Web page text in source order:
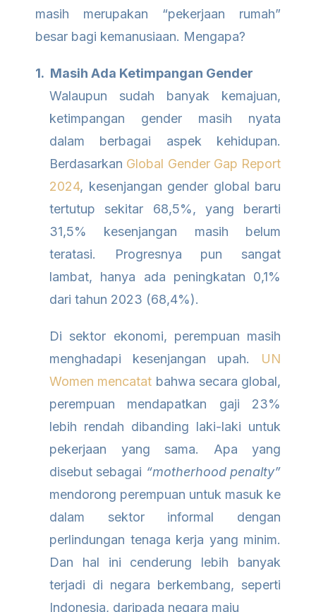
masih merupakan “pekerjaan rumah”
besar bagi kemanusiaan. Mengapa?
1. Masih Ada Ketimpangan Gender
Walaupun sudah banyak kemajuan,
ketimpangan gender masih nyata
dalam berbagai aspek kehidupan.
Berdasarkan Global Gender Gap Report
2024, kesenjangan gender global baru
tertutup sekitar 68,5%, yang berarti
31,5% kesenjangan masih belum
teratasi. Progresnya pun sangat
lambat, hanya ada peningkatan 0,1%
dari tahun 2023 (68,4%).
Di sektor ekonomi, perempuan masih
menghadapi kesenjangan upah. UN
Women mencatat bahwa secara global,
perempuan mendapatkan gaji 23%
lebih rendah dibanding laki-laki untuk
pekerjaan yang sama. Apa yang
disebut sebagai “motherhood penalty”
mendorong perempuan untuk masuk ke
dalam sektor informal dengan
perlindungan tenaga kerja yang minim.
Dan hal ini cenderung lebih banyak
terjadi di negara berkembang, seperti
Indonesia, daripada negara maju